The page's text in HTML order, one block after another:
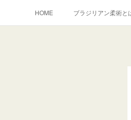
HOME ブラジリアン柔術と